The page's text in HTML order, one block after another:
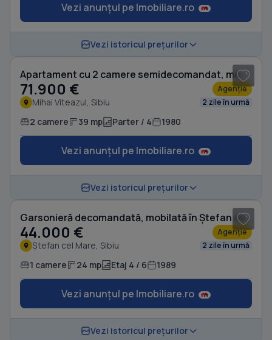
Vezi anunțul pe Imobiliare.ro
Vezi istoricul prețurilor
Apartament cu 2 camere semidecomandat, mobilat în Mihai Viteazul
71.900 € Agenție
Mihai Viteazul, Sibiu 2 zile în urmă
2 camere 39 mp Parter / 4 1980
Vezi anunțul pe Imobiliare.ro
Vezi istoricul prețurilor
Garsonieră decomandată, mobilată în Ștefan cel Mare
44.000 € Agenție
Ștefan cel Mare, Sibiu 2 zile în urmă
1 camere 24 mp Etaj 4 / 6 1989
Vezi anunțul pe Imobiliare.ro
Vezi istoricul prețurilor